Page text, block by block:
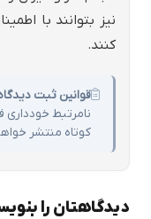
نیز بتوانند با
کنند.
قوانین ثبت
نامرتبط خودداری
کوتاه منتشر
دیدگاهتان را